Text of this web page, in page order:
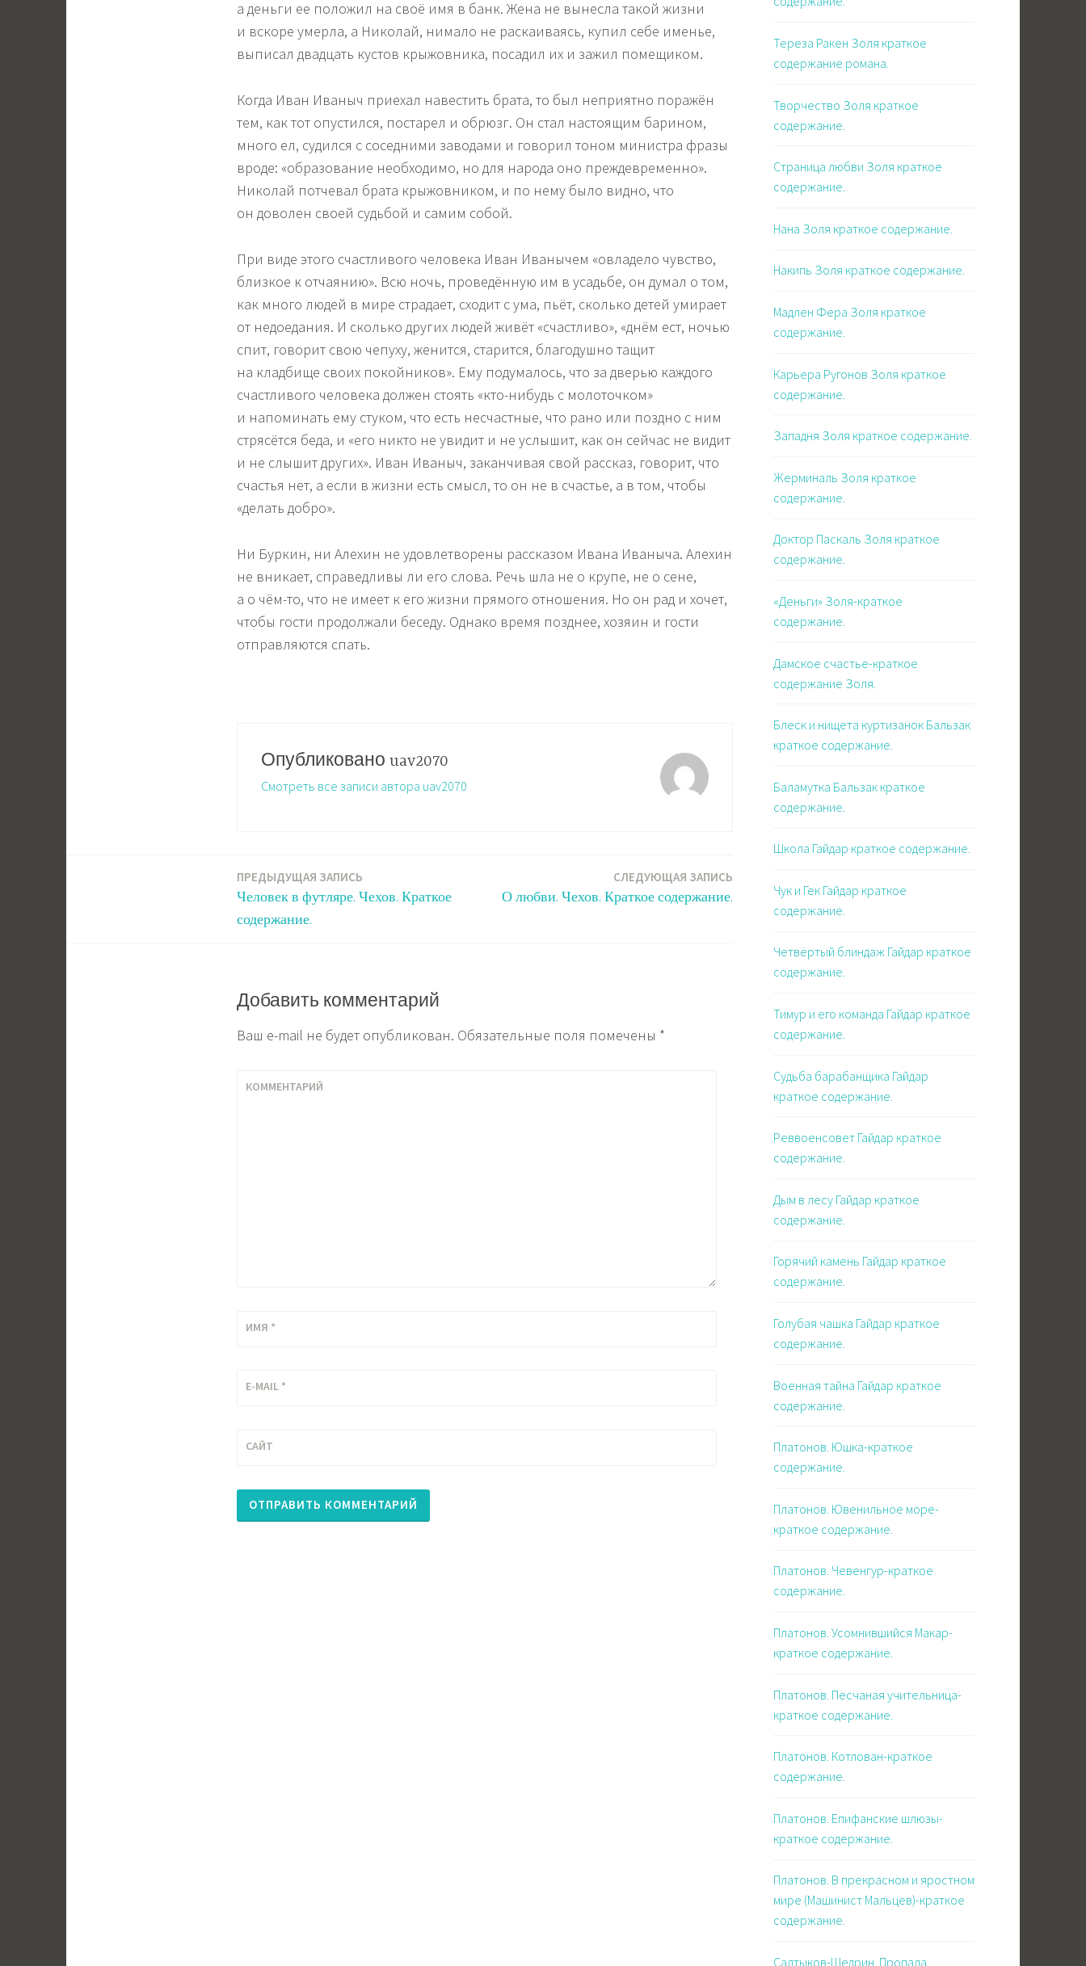
а деньги ее положил на своё имя в банк. Жена не вынесла такой жизни
и вскоре умерла, а Николай, нимало не раскаиваясь, купил себе именье,
выписал двадцать кустов крыжовника, посадил их и зажил помещиком.
Когда Иван Иваныч приехал навестить брата, то был неприятно поражён
тем, как тот опустился, постарел и обрюзг. Он стал настоящим барином,
много ел, судился с соседними заводами и говорил тоном министра фразы
вроде: «образование необходимо, но для народа оно преждевременно».
Николай потчевал брата крыжовником, и по нему было видно, что
он доволен своей судьбой и самим собой.
При виде этого счастливого человека Иван Иванычем «овладело чувство,
близкое к отчаянию». Всю ночь, проведённую им в усадьбе, он думал о том,
как много людей в мире страдает, сходит с ума, пьёт, сколько детей умирает
от недоедания. И сколько других людей живёт «счастливо», «днём ест, ночью
спит, говорит свою чепуху, женится, старится, благодушно тащит
на кладбище своих покойников». Ему подумалось, что за дверью каждого
счастливого человека должен стоять «кто-нибудь с молоточком»
и напоминать ему стуком, что есть несчастные, что рано или поздно с ним
стрясётся беда, и «его никто не увидит и не услышит, как он сейчас не видит
и не слышит других». Иван Иваныч, заканчивая свой рассказ, говорит, что
счастья нет, а если в жизни есть смысл, то он не в счастье, а в том, чтобы
«делать добро».
Ни Буркин, ни Алехин не удовлетворены рассказом Ивана Иваныча. Алехин
не вникает, справедливы ли его слова. Речь шла не о крупе, не о сене,
а о чём-то, что не имеет к его жизни прямого отношения. Но он рад и хочет,
чтобы гости продолжали беседу. Однако время позднее, хозяин и гости
отправляются спать.
Опубликовано uav2070
Смотреть все записи автора uav2070
ПРЕДЫДУЩАЯ ЗАПИСЬ
Человек в футляре. Чехов. Краткое
содержание.
СЛЕДУЮЩАЯ ЗАПИСЬ
О любви. Чехов. Краткое содержание.
Добавить комментарий
Ваш e-mail не будет опубликован. Обязательные поля помечены *
КОММЕНТАРИЙ
ИМЯ *
E-MAIL *
САЙТ
Тереза Ракен Золя краткое
содержание романа.
Творчество Золя краткое
содержание.
Страница любви Золя краткое
содержание.
Нана Золя краткое содержание.
Накипь Золя краткое содержание.
Мадлен Фера Золя краткое
содержание.
Карьера Ругонов Золя краткое
содержание.
Западня Золя краткое содержание.
Жерминаль Золя краткое
содержание.
Доктор Паскаль Золя краткое
содержание.
«Деньги» Золя-краткое
содержание.
Дамское счастье-краткое
содержание Золя.
Блеск и нищета куртизанок Бальзак
краткое содержание.
Баламутка Бальзак краткое
содержание.
Школа Гайдар краткое содержание.
Чук и Гек Гайдар краткое
содержание.
Четвёртый блиндаж Гайдар краткое
содержание.
Тимур и его команда Гайдар краткое
содержание.
Судьба барабанщика Гайдар
краткое содержание.
Реввоенсовет Гайдар краткое
содержание.
Дым в лесу Гайдар краткое
содержание.
Горячий камень Гайдар краткое
содержание.
Голубая чашка Гайдар краткое
содержание.
Военная тайна Гайдар краткое
содержание.
Платонов. Юшка-краткое
содержание.
Платонов. Ювенильное море-
краткое содержание.
Платонов. Чевенгур-краткое
содержание.
Платонов. Усомнившийся Макар-
краткое содержание.
Платонов. Песчаная учительница-
краткое содержание.
Платонов. Котлован-краткое
содержание.
Платонов. Епифанские шлюзы-
краткое содержание.
Платонов. В прекрасном и яростном
мире (Машинист Мальцев)-краткое
содержание.
Салтыков-Щедрин. Пропала